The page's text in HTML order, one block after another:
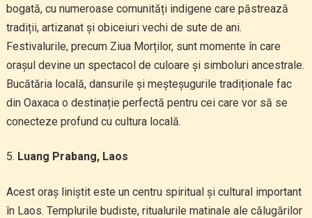
bogată, cu numeroase comunități indigene care păstrează
tradiții, artizanat și obiceiuri vechi de sute de ani.
Festivalurile, precum Ziua Morților, sunt momente în care
orașul devine un spectacol de culoare și simboluri ancestrale.
Bucătăria locală, dansurile și meșteșugurile tradiționale fac
din Oaxaca o destinație perfectă pentru cei care vor să se
conecteze profund cu cultura locală.
Luang Prabang, Laos
Acest oraș liniștit este un centru spiritual și cultural important
în Laos. Templurile budiste, ritualurile matinale ale călugărilor